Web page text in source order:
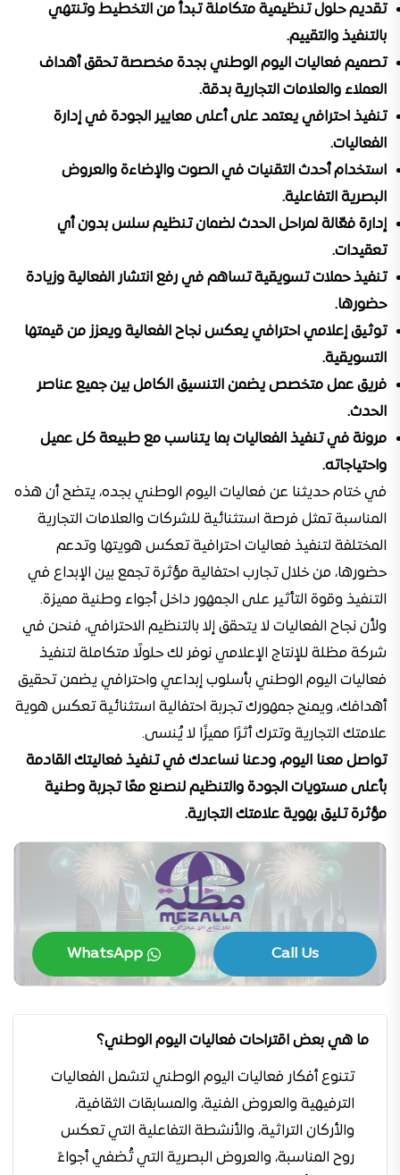
تقديم حلول تنظيمية متكاملة تبدأ من التخطيط وتنتهي
بالتنفيذ والتقييم.
تصميم فعاليات اليوم الوطني بجدة مخصصة تحقق أهداف
العملاء والعلامات التجارية بدقة.
تنفيذ احترافي يعتمد على أعلى معايير الجودة في إدارة
الفعاليات.
استخدام أحدث التقنيات في الصوت والإضاءة والعروض
البصرية التفاعلية.
إدارة فعّالة لمراحل الحدث لضمان تنظيم سلس بدون أي
تعقيدات.
تنفيذ حملات تسويقية تساهم في رفع انتشار الفعالية وزيادة
حضورها.
توثيق إعلامي احترافي يعكس نجاح الفعالية ويعزز من قيمتها
التسويقية.
فريق عمل متخصص يضمن التنسيق الكامل بين جميع عناصر
الحدث.
مرونة في تنفيذ الفعاليات بما يتناسب مع طبيعة كل عميل
واحتياجاته.
في ختام حديثنا عن فعاليات اليوم الوطني بجده، يتضح أن هذه
المناسبة تمثل فرصة استثنائية للشركات والعلامات التجارية
المختلفة لتنفيذ فعاليات احترافية تعكس هويتها وتدعم
حضورها، من خلال تجارب احتفالية مؤثرة تجمع بين الإبداع في
التنفيذ وقوة التأثير على الجمهور داخل أجواء وطنية مميزة.
ولأن نجاح الفعاليات لا يتحقق إلا بالتنظيم الاحترافي، فنحن في
شركة مظلة للإنتاج الإعلامي نوفر لك حلولًا متكاملة لتنفيذ
فعاليات اليوم الوطني بأسلوب إبداعي واحترافي يضمن تحقيق
أهدافك، ويمنح جمهورك تجربة احتفالية استثنائية تعكس هوية
علامتك التجارية وتترك أثرًا مميزًا لا يُنسى.
تواصل معنا اليوم، ودعنا نساعدك في تنفيذ فعاليتك القادمة
بأعلى مستويات الجودة والتنظيم لنصنع معًا تجربة وطنية
مؤثرة تليق بهوية علامتك التجارية.
Call Us
WhatsApp
ما هي بعض اقتراحات فعاليات اليوم الوطني؟
تتنوع أفكار فعاليات اليوم الوطني لتشمل الفعاليات
الترفيهية والعروض الفنية، والمسابقات الثقافية،
والأركان التراثية، والأنشطة التفاعلية التي تعكس
روح المناسبة، والعروض البصرية التي تُضفي أجواءً